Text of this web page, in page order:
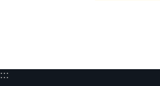
:::